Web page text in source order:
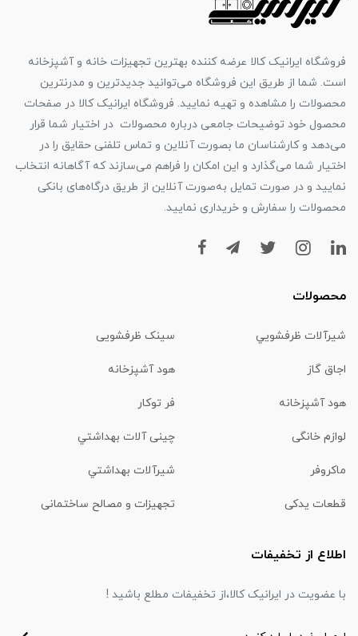
فروشگاه ایرانیک کالا عرضه کننده بهترین تجهیزات خانه و آشپزخانه
است. شما از طریق این فروشگاه می‌توانید جدیدترین و مدرنترین
محصولات را مشاهده و تهیه نمایید. فروشگاه ایرانیک کالا در صفحات
محصول خود توضیحات جامعی درباره محصولات در اختیار شما قرار
می‌دهد و کارشناسان ما بصورت آنلاین و تماس تلفنی حقایق را در
اختیار شما می‌گذارد و این امکان را فراهم می‌سازند که آگاهانه انتخاب
نمایید و در صورت تمایل به‌صورت آنلاین از طریق درگاه‌های بانکی
محصولات را سفارش و خریداری نمایید.
محصولات
شیرآلات ظرفشويي سینک ظرفشویی
اجاق گاز هود آشپزخانه
هود آشپزخانه فر توکار
لوازم خانگی چینی آلات بهداشتي
ماكروفر شیرآلات بهداشتي
قطعات یدکی تجهیزات و مصالح ساختمانی
اطلاع از تخفیفات
با عضویت در ایرانیک کالا،از تخفیفات مطلع باشید !